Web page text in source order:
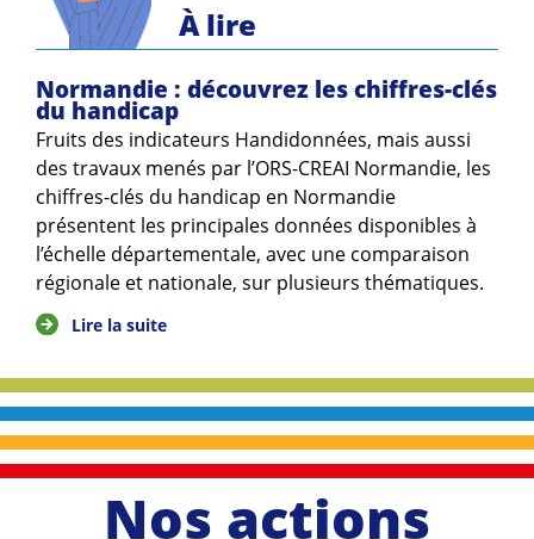
ARSENE À lire
Normandie : découvrez les chiffres-clés
du handicap
Fruits des indicateurs Handidonnées, mais aussi
des travaux menés par l’ORS-CREAI Normandie, les
chiffres-clés du handicap en Normandie
présentent les principales données disponibles à
l’échelle départementale, avec une comparaison
régionale et nationale, sur plusieurs thématiques.
Lire la suite
Nos actions